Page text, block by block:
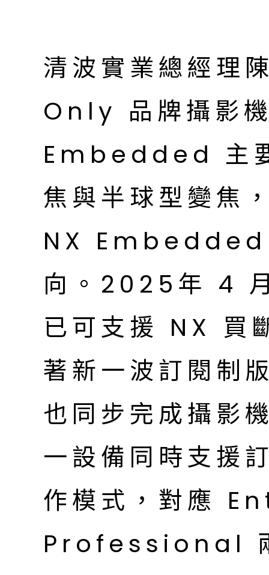
清波實業總經理
Only 品牌攝影
Embedded 主
焦與半球型變焦
NX Embedded
向。2025年 4
已可支援 NX
著新一波訂閱制
也同步完成攝影
一設備同時支援
作模式，對應
Professional